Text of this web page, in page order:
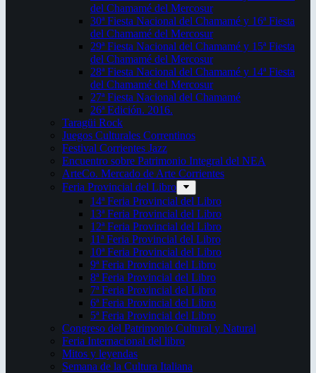
del Chamamé del Mercosur
30ª Fiesta Nacional del Chamamé y 16ª Fiesta
del Chamamé del Mercosur
29ª Fiesta Nacional del Chamamé y 15ª Fiesta
del Chamamé del Mercosur
28ª Fiesta Nacional del Chamamé y 14ª Fiesta
del Chamamé del Mercosur
27ª Fiesta Nacional del Chamamé
26ª Edición. 2016.
Taragüi Rock
Juegos Culturales Correntinos
Festival Corrientes Jazz
Encuentro sobre Patrimonio Integral del NEA
ArteCo. Mercado de Arte Corrientes
Feria Provincial del Libro
14ª Feria Provincial del Libro
13ª Feria Provincial del Libro
12ª Feria Provincial del Libro
11ª Feria Provincial del Libro
10ª Feria Provincial del Libro
9ª Feria Provincial del Libro
8ª Feria Provincial del Libro
7ª Feria Provincial del Libro
6ª Feria Provincial del Libro
5ª Feria Provincial del Libro
Congreso del Patrimonio Cultural y Natural
Feria Internacional del libro
Mitos y leyendas
Semana de la Cultura Italiana